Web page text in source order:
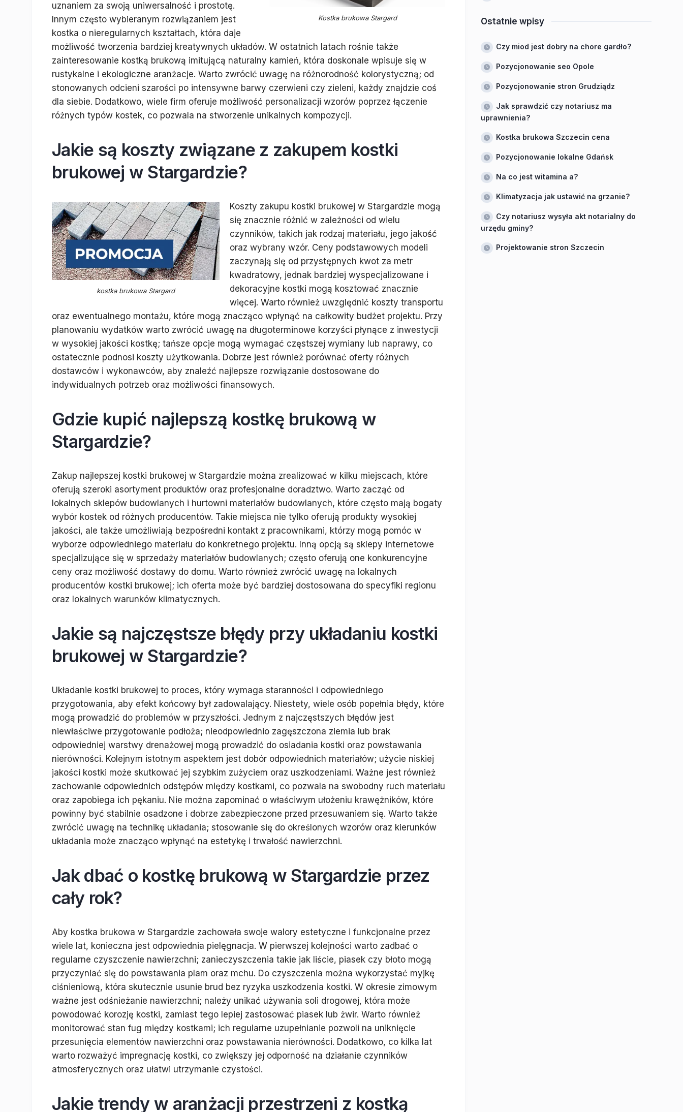
Kostka brukowa Stargard
uznaniem za swoją uniwersalność i prostotę.
Innym często wybieranym rozwiązaniem jest
kostka o nieregularnych kształtach, która daje
możliwość tworzenia bardziej kreatywnych układów. W ostatnich latach rośnie także
zainteresowanie kostką brukową imitującą naturalny kamień, która doskonale wpisuje się w
rustykalne i ekologiczne aranżacje. Warto zwrócić uwagę na różnorodność kolorystyczną; od
stonowanych odcieni szarości po intensywne barwy czerwieni czy zieleni, każdy znajdzie coś
dla siebie. Dodatkowo, wiele firm oferuje możliwość personalizacji wzorów poprzez łączenie
różnych typów kostek, co pozwala na stworzenie unikalnych kompozycji.
Jakie są koszty związane z zakupem kostki
brukowej w Stargardzie?
kostka brukowa Stargard
Koszty zakupu kostki brukowej w Stargardzie mogą
się znacznie różnić w zależności od wielu
czynników, takich jak rodzaj materiału, jego jakość
oraz wybrany wzór. Ceny podstawowych modeli
zaczynają się od przystępnych kwot za metr
kwadratowy, jednak bardziej wyspecjalizowane i
dekoracyjne kostki mogą kosztować znacznie
więcej. Warto również uwzględnić koszty transportu
oraz ewentualnego montażu, które mogą znacząco wpłynąć na całkowity budżet projektu. Przy
planowaniu wydatków warto zwrócić uwagę na długoterminowe korzyści płynące z inwestycji
w wysokiej jakości kostkę; tańsze opcje mogą wymagać częstszej wymiany lub naprawy, co
ostatecznie podnosi koszty użytkowania. Dobrze jest również porównać oferty różnych
dostawców i wykonawców, aby znaleźć najlepsze rozwiązanie dostosowane do
indywidualnych potrzeb oraz możliwości finansowych.
Gdzie kupić najlepszą kostkę brukową w
Stargardzie?
Zakup najlepszej kostki brukowej w Stargardzie można zrealizować w kilku miejscach, które
oferują szeroki asortyment produktów oraz profesjonalne doradztwo. Warto zacząć od
lokalnych sklepów budowlanych i hurtowni materiałów budowlanych, które często mają bogaty
wybór kostek od różnych producentów. Takie miejsca nie tylko oferują produkty wysokiej
jakości, ale także umożliwiają bezpośredni kontakt z pracownikami, którzy mogą pomóc w
wyborze odpowiedniego materiału do konkretnego projektu. Inną opcją są sklepy internetowe
specjalizujące się w sprzedaży materiałów budowlanych; często oferują one konkurencyjne
ceny oraz możliwość dostawy do domu. Warto również zwrócić uwagę na lokalnych
producentów kostki brukowej; ich oferta może być bardziej dostosowana do specyfiki regionu
oraz lokalnych warunków klimatycznych.
Jakie są najczęstsze błędy przy układaniu kostki
brukowej w Stargardzie?
Układanie kostki brukowej to proces, który wymaga staranności i odpowiedniego
przygotowania, aby efekt końcowy był zadowalający. Niestety, wiele osób popełnia błędy, które
mogą prowadzić do problemów w przyszłości. Jednym z najczęstszych błędów jest
niewłaściwe przygotowanie podłoża; nieodpowiednio zagęszczona ziemia lub brak
odpowiedniej warstwy drenażowej mogą prowadzić do osiadania kostki oraz powstawania
nierówności. Kolejnym istotnym aspektem jest dobór odpowiednich materiałów; użycie niskiej
jakości kostki może skutkować jej szybkim zużyciem oraz uszkodzeniami. Ważne jest również
zachowanie odpowiednich odstępów między kostkami, co pozwala na swobodny ruch materiału
oraz zapobiega ich pękaniu. Nie można zapominać o właściwym ułożeniu krawężników, które
powinny być stabilnie osadzone i dobrze zabezpieczone przed przesuwaniem się. Warto także
zwrócić uwagę na technikę układania; stosowanie się do określonych wzorów oraz kierunków
układania może znacząco wpłynąć na estetykę i trwałość nawierzchni.
Jak dbać o kostkę brukową w Stargardzie przez
cały rok?
Aby kostka brukowa w Stargardzie zachowała swoje walory estetyczne i funkcjonalne przez
wiele lat, konieczna jest odpowiednia pielęgnacja. W pierwszej kolejności warto zadbać o
regularne czyszczenie nawierzchni; zanieczyszczenia takie jak liście, piasek czy błoto mogą
przyczyniać się do powstawania plam oraz mchu. Do czyszczenia można wykorzystać myjkę
ciśnieniową, która skutecznie usunie brud bez ryzyka uszkodzenia kostki. W okresie zimowym
ważne jest odśnieżanie nawierzchni; należy unikać używania soli drogowej, która może
powodować korozję kostki, zamiast tego lepiej zastosować piasek lub żwir. Warto również
monitorować stan fug między kostkami; ich regularne uzupełnianie pozwoli na uniknięcie
przesunięcia elementów nawierzchni oraz powstawania nierówności. Dodatkowo, co kilka lat
warto rozważyć impregnację kostki, co zwiększy jej odporność na działanie czynników
atmosferycznych oraz ułatwi utrzymanie czystości.
Jakie trendy w aranżacji przestrzeni z kostką
Ostatnie wpisy
Czy miod jest dobry na chore gardło?
Pozycjonowanie seo Opole
Pozycjonowanie stron Grudziądz
Jak sprawdzić czy notariusz ma
uprawnienia?
Kostka brukowa Szczecin cena
Pozycjonowanie lokalne Gdańsk
Na co jest witamina a?
Klimatyzacja jak ustawić na grzanie?
Czy notariusz wysyła akt notarialny do
urzędu gminy?
Projektowanie stron Szczecin